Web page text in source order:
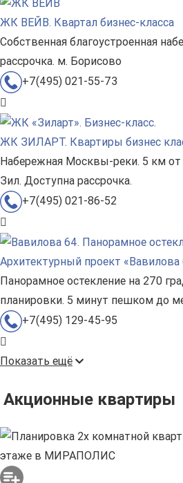
ЖК ВЕЙВ. Квартал бизнес-класса
Собственная благоустроенная
рассрочка. м. Борисово
+7(495) 021-55-73
ЖК ЗИЛАРТ. Квартиры бизнес
Набережная Москвы-реки. 5 км
Зил. Доступна рассрочка.
+7(495) 021-86-52
Архитектурный проект «Вавилова
Панорамное остекление на 270
планировки. 5 минут пешком до
+7(495) 129-45-95
Показать ещё
Акционные квартиры